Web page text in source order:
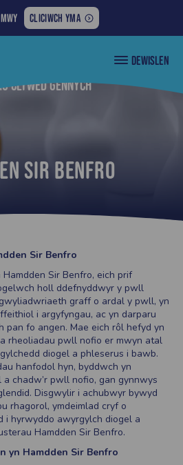
AM
Y
MWY:
CLICIWCH YMA
DEWISLEN
clywed gennych
Sir Benfro
Sir Benfro
Sir Benfro, eich prif
holl ddefnyddwyr y pwll
graff o ardal y pwll, yn
i argyfyngau, ac yn darparu
pan fo angen. Mae eich rôl hefyd yn
rheoliadau pwll nofio er mwyn atal
diogel a phleserus i bawb.
hanfodol hyn, byddwch yn
chadw’r pwll nofio, gan gynnwys
Disgwylir i achubwyr bywyd
rhagorol, ymdeimlad cryf o
i hyrwyddo awyrgylch diogel a
Hamdden Sir Benfro.
yn Hamdden Sir Benfro